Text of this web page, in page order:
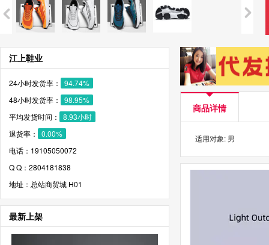
江上鞋业
24小时发货率：
94.74%
48小时发货率：
98.95%
平均发货时间：
8.93小时
退货率：
0.00%
电话：19105050072
Q Q：2804181838
地址：总站商贸城 H01
最新上架
商品详情
适用对象: 男